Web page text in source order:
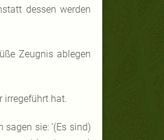
dessen werden
Zeugnis ablegen
irregeführt hat.
sie: ‘(Es sind)